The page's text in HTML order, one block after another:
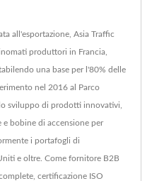
all'esportazione, Asia Traffic
produttori in Francia,
una base per l'80% delle
nel 2016 al Parco
sviluppo di prodotti innovativi,
bobine di accensione per
i portafogli di
e oltre. Come fornitore B2B
certificazione ISO